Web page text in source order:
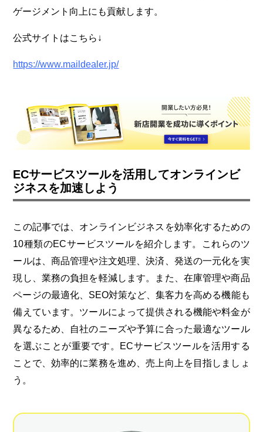
ゲージメント向上にも貢献します。
公式サイトはこちら↓
https://www.maildealer.jp/
ECサービスツールを活用してオンラインビ
ジネスを加速しよう
この記事では、オンラインビジネスを効率化するための
10種類のECサービスツールを紹介します。これらのツ
ールは、商品管理や注文処理、決済、発送の一元化を実
現し、業務の負担を軽減します。また、在庫管理や商品
ページの最適化、SEO対策など、集客力を高める機能も
備えています。ツールによって提供される機能や料金が
異なるため、自社のニーズや予算に合った最適なツール
を選ぶことが重要です。ECサービスツールを活用する
ことで、効率的に業務を進め、売上向上を目指しましょ
う。